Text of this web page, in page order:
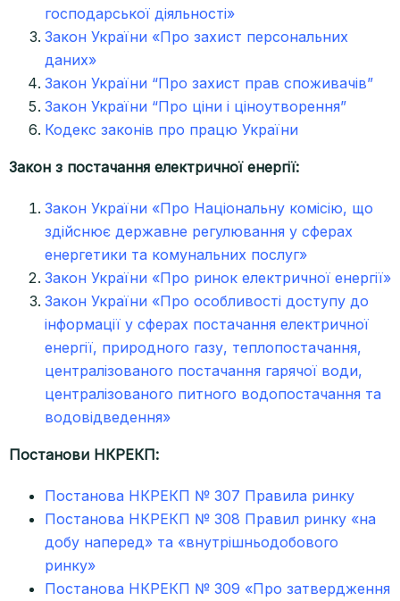
господарської діяльності»
Закон України «Про захист персональних
даних»
Закон України “Про захист прав споживачів”
Закон України “Про ціни і ціноутворення”
Кодекс законів про працю України
Закон з постачання електричної енергії:
Закон України «Про Національну комісію, що
здійснює державне регулювання у сферах
енергетики та комунальних послуг»
Закон України «Про ринок електричної енергії»
Закон України «Про особливості доступу до
інформації у сферах постачання електричної
енергії, природного газу, теплопостачання,
централізованого постачання гарячої води,
централізованого питного водопостачання та
водовідведення»
Постанови НКРЕКП:
Постанова НКРЕКП № 307 Правила ринку
Постанова НКРЕКП № 308 Правил ринку «на
добу наперед» та «внутрішньодобового
ринку»
Постанова НКРЕКП № 309 «Про затвердження